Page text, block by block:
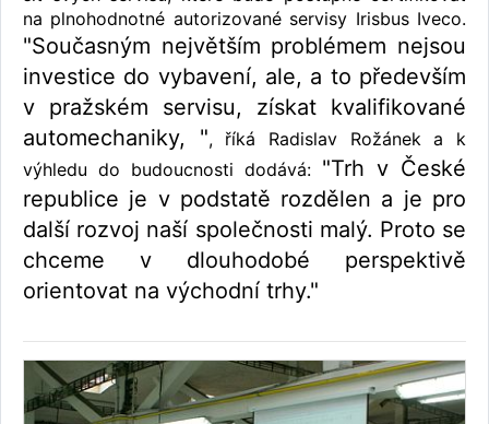
na plnohodnotné autorizované servisy Irisbus Iveco.
"Současným největším problémem nejsou
investice do vybavení, ale, a to především
v pražském servisu, získat kvalifikované
automechaniky, ", říká Radislav Rožánek a k
výhledu do budoucnosti dodává: "Trh v České
republice je v podstatě rozdělen a je pro
další rozvoj naší společnosti malý. Proto se
chceme v dlouhodobé perspektivě
orientovat na východní trhy."